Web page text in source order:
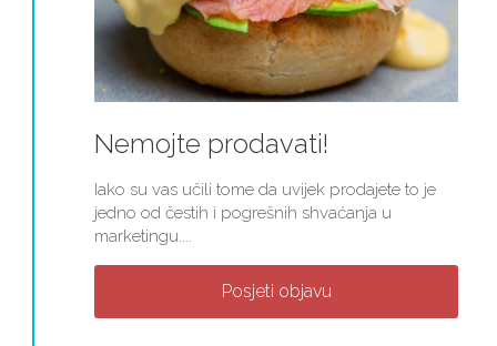
Nemojte prodavati!
Iako su vas učili tome da uvijek prodajete to je
jedno od čestih i pogrešnih shvaćanja u
marketingu....
Posjeti objavu